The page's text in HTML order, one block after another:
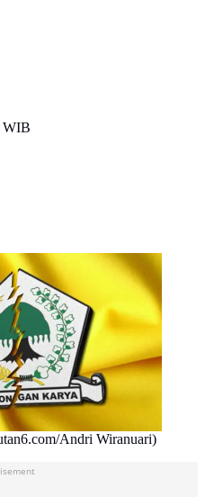
WIB
Andri Wiranuari)